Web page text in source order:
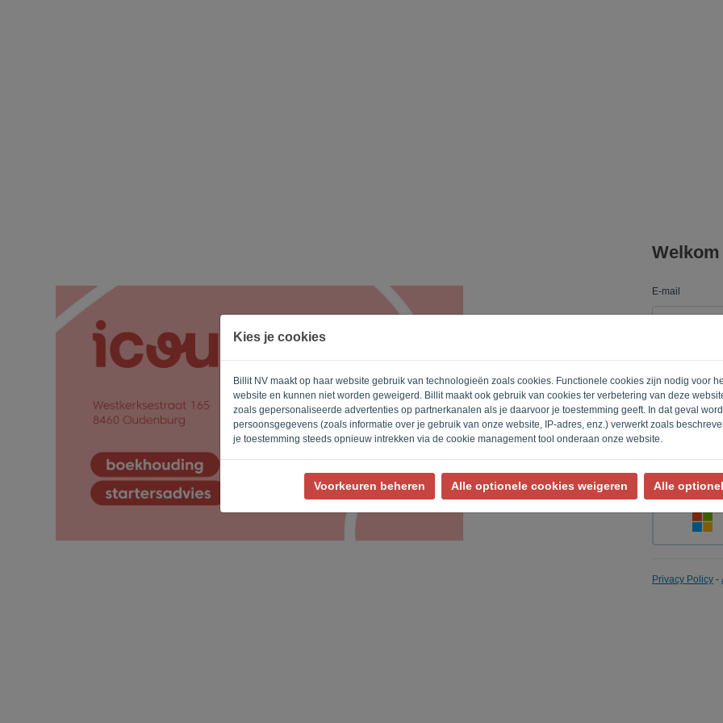
Kies je cookies
Billit NV maakt op haar website gebruik van technologieën zoals cookies. Functionele cookies zijn nodig voor
website en kunnen niet worden geweigerd. Billit maakt ook gebruik van cookies ter verbetering van deze
zoals gepersonaliseerde advertenties op partnerkanalen als je daarvoor je toestemming geeft. In dat geval
persoonsgegevens (zoals informatie over je gebruik van onze website, IP-adres, enz.) verwerkt zoals
je toestemming steeds opnieuw intrekken via de cookie management tool onderaan onze website.
Voorkeuren beheren Alle optionele cookies weigeren Alle
E-mail
Herinner
Privacy Policy -